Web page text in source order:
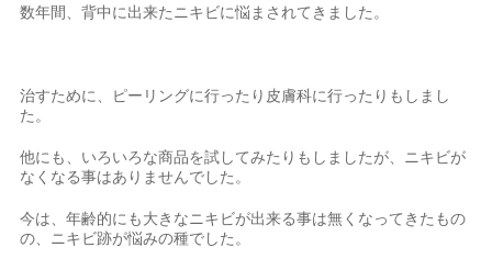
数年間、背中に出来たニキビに悩まされてきました。
治すために、ピーリングに行ったり皮膚科に行ったりもしまし
た。
他にも、いろいろな商品を試してみたりもしましたが、ニキビが
なくなる事はありませんでした。
今は、年齢的にも大きなニキビが出来る事は無くなってきたもの
の、ニキビ跡が悩みの種でした。